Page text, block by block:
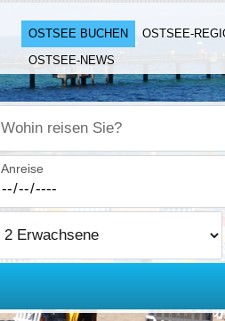
OSTSEE BUCHEN OSTSEE-
OSTSEE-NEWS
Wohin reisen Sie?
Anreise